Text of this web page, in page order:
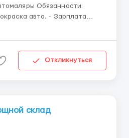
авто. - Зарплата
день 07.00-16.00,пн-сб
выдают Проезд на
Откликнуться
склад